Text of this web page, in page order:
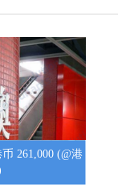
261,000 (@港